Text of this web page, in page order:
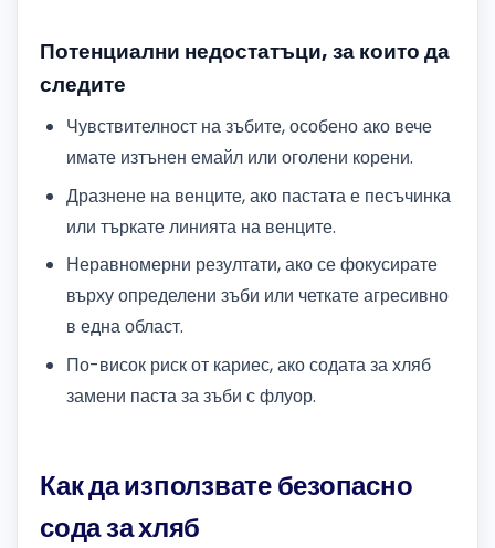
Потенциални недостатъци, за които да
следите
Чувствителност на зъбите, особено ако вече
имате изтънен емайл или оголени корени.
Дразнене на венците, ако пастата е песъчинка
или търкате линията на венците.
Неравномерни резултати, ако се фокусирате
върху определени зъби или четкате агресивно
в една област.
По-висок риск от кариес, ако содата за хляб
замени паста за зъби с флуор.
Как да използвате безопасно
сода за хляб